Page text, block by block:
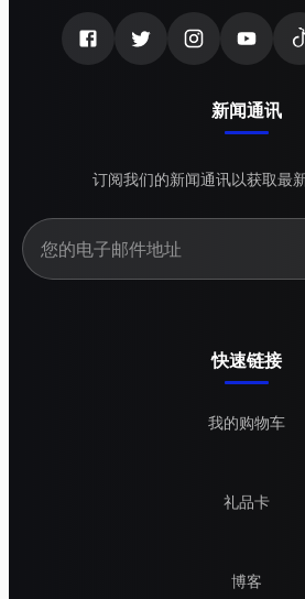
新闻通讯
订阅我们的新闻通讯以获取最
快速链接
我的购物车
礼品卡
博客